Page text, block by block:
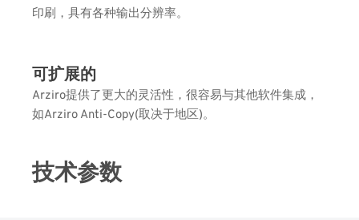
印刷，具有各种输出分辨率。
可扩展的
Arziro提供了更大的灵活性，很容易与其他软件集成，
如Arziro Anti-Copy(取决于地区)。
技术参数